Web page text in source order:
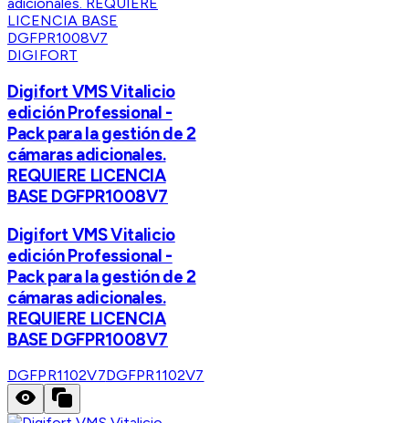
DIGIFORT
Digifort VMS Vitalicio
edición Professional -
Pack para la gestión de 2
cámaras adicionales.
REQUIERE LICENCIA
BASE DGFPR1008V7
Digifort VMS Vitalicio
edición Professional -
Pack para la gestión de 2
cámaras adicionales.
REQUIERE LICENCIA
BASE DGFPR1008V7
DGFPR1102V7DGFPR1102V7